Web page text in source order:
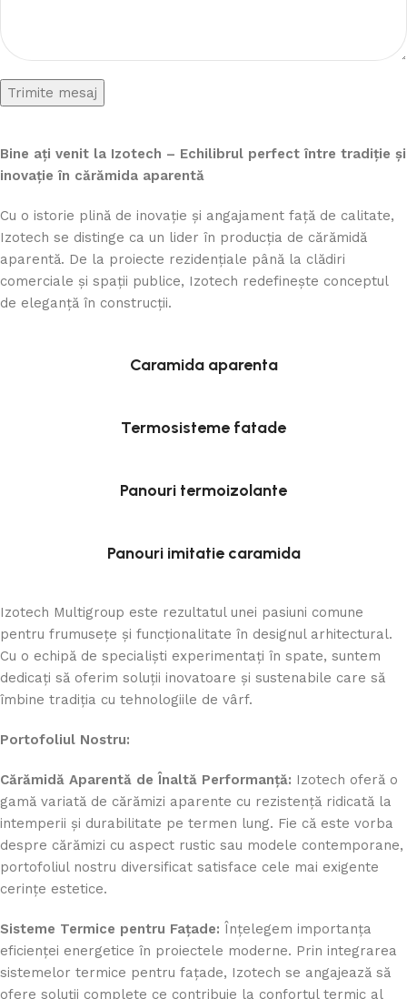
Bine ați venit la Izotech – Echilibrul perfect între tradiție și
inovație în cărămida aparentă
Cu o istorie plină de inovație și angajament față de calitate,
Izotech se distinge ca un lider în producția de cărămidă
aparentă. De la proiecte rezidențiale până la clădiri
comerciale și spații publice, Izotech redefinește conceptul
de eleganță în construcții.
Caramida aparenta
Termosisteme fatade
Panouri termoizolante
Panouri imitatie caramida
Izotech Multigroup este rezultatul unei pasiuni comune
pentru frumusețe și funcționalitate în designul arhitectural.
Cu o echipă de specialiști experimentați în spate, suntem
dedicați să oferim soluții inovatoare și sustenabile care să
îmbine tradiția cu tehnologiile de vârf.
Portofoliul Nostru:
Cărămidă Aparentă de Înaltă Performanță: Izotech oferă o
gamă variată de cărămizi aparente cu rezistență ridicată la
intemperii și durabilitate pe termen lung. Fie că este vorba
despre cărămizi cu aspect rustic sau modele contemporane,
portofoliul nostru diversificat satisface cele mai exigente
cerințe estetice.
Sisteme Termice pentru Fațade: Înțelegem importanța
eficienței energetice în proiectele moderne. Prin integrarea
sistemelor termice pentru fațade, Izotech se angajează să
ofere soluții complete ce contribuie la confortul termic al